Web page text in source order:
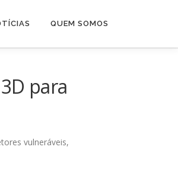
QUEM SOMOS
para
vulneráveis,